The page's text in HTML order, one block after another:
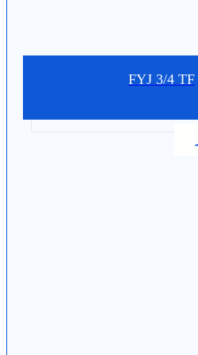
FYJ 3/4 TF